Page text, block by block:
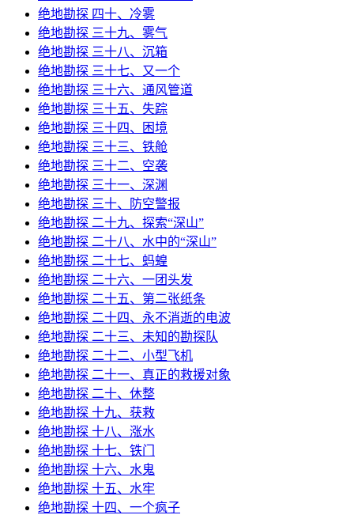
绝地勘探 四十、冷雾
绝地勘探 三十九、雾气
绝地勘探 三十八、沉箱
绝地勘探 三十七、又一个
绝地勘探 三十六、通风管道
绝地勘探 三十五、失踪
绝地勘探 三十四、困境
绝地勘探 三十三、铁舱
绝地勘探 三十二、空袭
绝地勘探 三十一、深渊
绝地勘探 三十、防空警报
绝地勘探 二十九、探索“深山”
绝地勘探 二十八、水中的“深山”
绝地勘探 二十七、蚂蝗
绝地勘探 二十六、一团头发
绝地勘探 二十五、第二张纸条
绝地勘探 二十四、永不消逝的电波
绝地勘探 二十三、未知的勘探队
绝地勘探 二十二、小型飞机
绝地勘探 二十一、真正的救援对象
绝地勘探 二十、休整
绝地勘探 十九、获救
绝地勘探 十八、涨水
绝地勘探 十七、铁门
绝地勘探 十六、水鬼
绝地勘探 十五、水牢
绝地勘探 十四、一个疯子